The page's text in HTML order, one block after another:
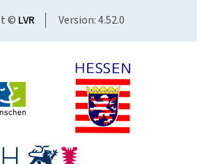
© LVR Version: 4.52.0